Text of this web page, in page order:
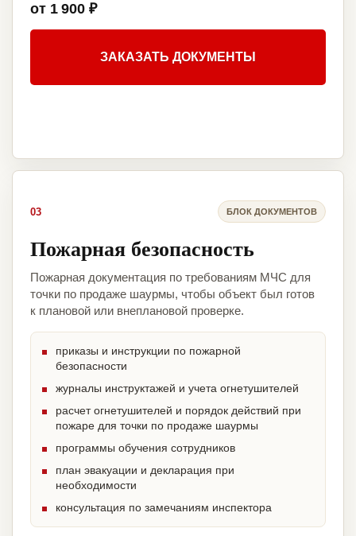
от 1 900 ₽
ЗАКАЗАТЬ ДОКУМЕНТЫ
03 БЛОК ДОКУМЕНТОВ
Пожарная безопасность
Пожарная документация по требованиям МЧС для
точки по продаже шаурмы, чтобы объект был готов
к плановой или внеплановой проверке.
приказы и инструкции по пожарной
безопасности
журналы инструктажей и учета огнетушителей
расчет огнетушителей и порядок действий при
пожаре для точки по продаже шаурмы
программы обучения сотрудников
план эвакуации и декларация при
необходимости
консультация по замечаниям инспектора